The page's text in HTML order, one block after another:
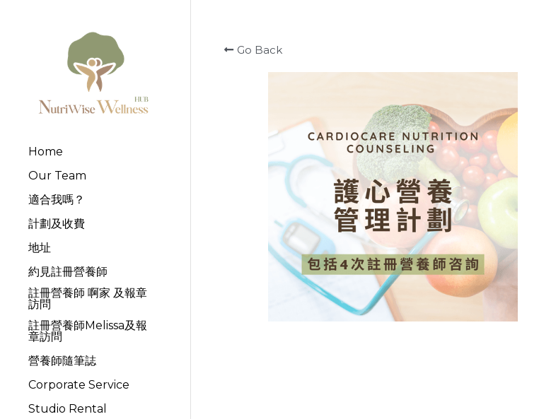
Home
Our Team
適合我嗎？
計劃及收費
地址
約見註冊營養師
註冊營養師 啊家 及報章
訪問
註冊營養師Melissa及報
章訪問
營養師隨筆誌
Corporate Service
Studio Rental
Go Back